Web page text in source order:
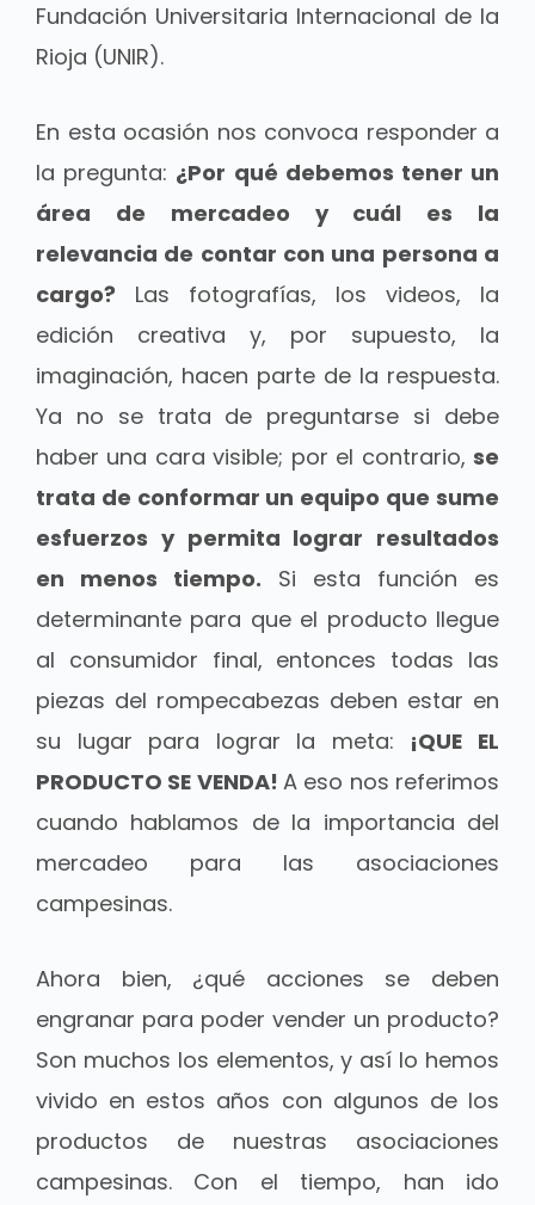
Fundación Universitaria Internacional de la
Rioja (UNIR).
En esta ocasión nos convoca responder a
la pregunta: ¿Por qué debemos tener un
área de mercadeo y cuál es la
relevancia de contar con una persona a
cargo? Las fotografías, los videos, la
edición creativa y, por supuesto, la
imaginación, hacen parte de la respuesta.
Ya no se trata de preguntarse si debe
haber una cara visible; por el contrario, se
trata de conformar un equipo que sume
esfuerzos y permita lograr resultados
en menos tiempo. Si esta función es
determinante para que el producto llegue
al consumidor final, entonces todas las
piezas del rompecabezas deben estar en
su lugar para lograr la meta: ¡QUE EL
PRODUCTO SE VENDA! A eso nos referimos
cuando hablamos de la importancia del
mercadeo para las asociaciones
campesinas.
Ahora bien, ¿qué acciones se deben
engranar para poder vender un producto?
Son muchos los elementos, y así lo hemos
vivido en estos años con algunos de los
productos de nuestras asociaciones
campesinas. Con el tiempo, han ido